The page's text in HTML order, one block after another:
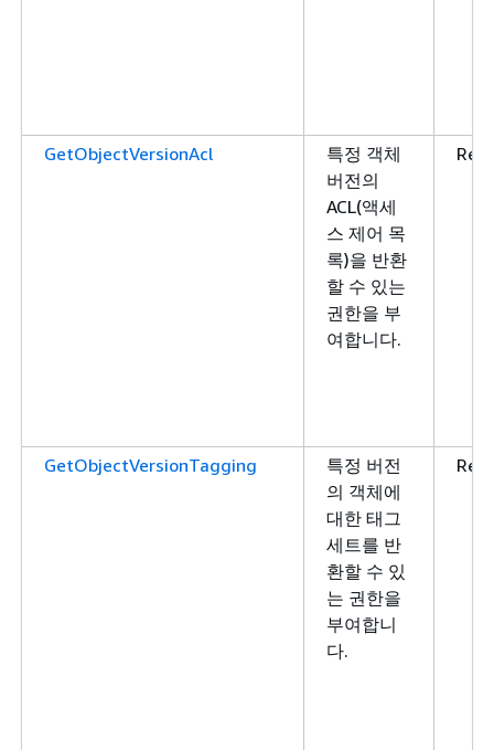
GetObjectVersionAcl
특정 객체
버전의
ACL(액세
스 제어 목
록)을 반환
할 수 있는
권한을 부
여합니다.
GetObjectVersionTagging
특정 버전
의 객체에
대한 태그
세트를 반
환할 수 있
는 권한을
부여합니
다.